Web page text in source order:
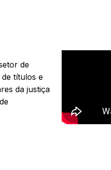
de
títulos e
da justiça